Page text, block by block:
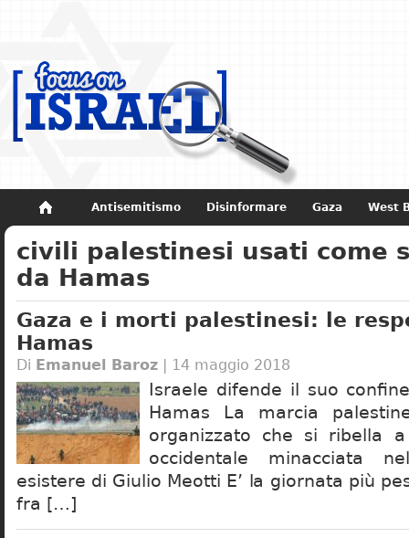
Antisemitismo Disinformare Gaza West
Non dimenticare Storia di Israele
civili palestinesi usati come
da Hamas
Gaza e i morti palestinesi: le
Hamas
Di Emanuel Baroz | 14 maggio 2018
Israele difende il suo
Hamas La marcia
organizzato che si ribella
occidentale minacciata
esistere di Giulio Meotti E’ la giornata più
fra […]